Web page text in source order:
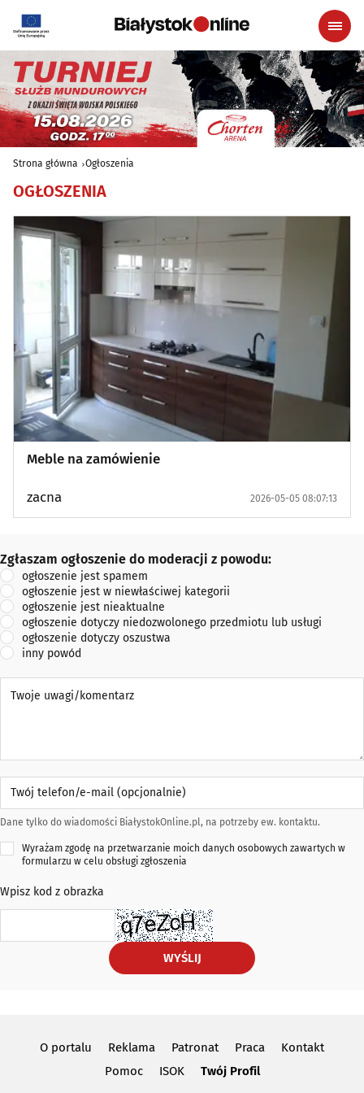
Strona główna Ogłoszenia
OGŁOSZENIA
Meble na zamówienie
zacna 2026-05-05 08:07:13
Zgłaszam ogłoszenie do moderacji z powodu:
Zgłaszam ogłoszenie do moderacji z powodu:
ogłoszenie jest spamem
ogłoszenie jest w niewłaściwej kategorii
ogłoszenie jest nieaktualne
ogłoszenie dotyczy niedozwolonego przedmiotu lub usługi
ogłoszenie dotyczy oszustwa
inny powód
Twój telefon/e-mail (opcjonalnie)
Dane tylko do wiadomości BiałystokOnline.pl, na potrzeby ew. kontaktu.
Wyrażam zgodę na przetwarzanie moich danych osobowych zawartych w
formularzu w celu obsługi zgłoszenia
Wpisz kod z obrazka
WYŚLIJ
O portalu Reklama Patronat Praca
Kontakt
Pomoc
ISOK Twój Profil